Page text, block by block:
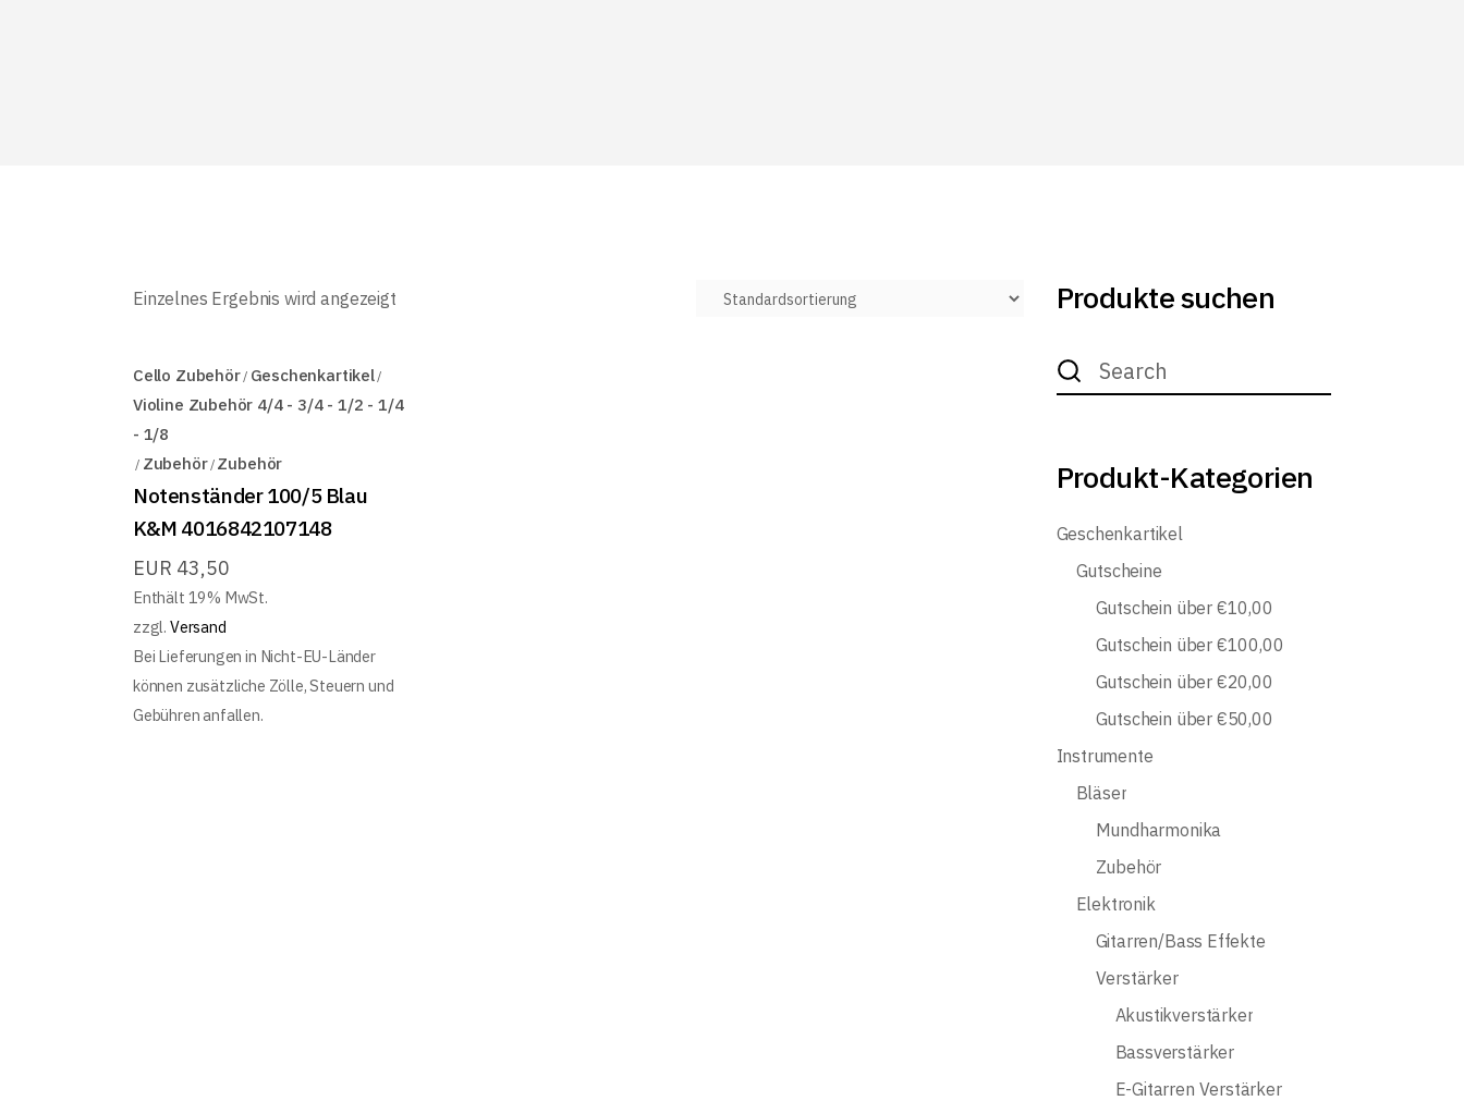
Einzelnes Ergebnis wird angezeigt
Cello Zubehör Geschenkartikel
Violine Zubehör 4/4 - 3/4 - 1/2 - 1/4
- 1/8
Zubehör Zubehör
Notenständer 100/5 Blau
K&M 4016842107148
EUR 43,50
Enthält 19% MwSt.
zzgl. Versand
Bei Lieferungen in Nicht-EU-Länder
können zusätzliche Zölle, Steuern und
Gebühren anfallen.
Produkte suchen
Search
for:
Produkt-Kategorien
Geschenkartikel
Gutscheine
Gutschein über €10,00
Gutschein über €100,00
Gutschein über €20,00
Gutschein über €50,00
Instrumente
Bläser
Mundharmonika
Zubehör
Elektronik
Gitarren/Bass Effekte
Verstärker
Akustikverstärker
Bassverstärker
E-Gitarren Verstärker